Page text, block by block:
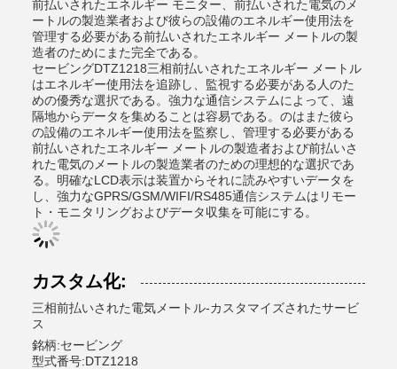
前払いされたエネルギー モニター、前払いされた電気のメ
ートルの製造業者および彼らの設備のエネルギー使用法を
管理する必要がある前払いされたエネルギー メートルの製
造者のためにまた完全である。
セービングDTZ1218三相前払いされたエネルギー メートル
はエネルギー使用法を追跡し、監視する必要がある人のた
めの優秀な選択である。強力な通信システムによって、遠
隔地からデータを集めることは容易である。のはまた彼ら
の設備のエネルギー使用法を監察し、管理する必要がある
前払いされたエネルギー メートルの製造者および前払いさ
れた電気のメートルの製造業者のための理想的な選択であ
る。明確なLCD表示は装置からそれに読みやすいデータを
し、強力なGPRS/GSM/WIFI/RS485通信システムはリモー
ト・モニタリングおよびデータ収集を可能にする。
カスタム化:
三相前払いされた電気メートル-カスタマイズされたサービ
ス
銘柄:セービング
型式番号:DTZ1218